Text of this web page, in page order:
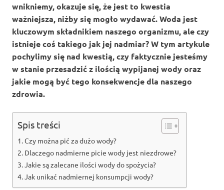
wnikniemy, okazuje się, że jest to kwestia
ważniejsza, niżby się mogło wydawać. Woda jest
kluczowym składnikiem naszego organizmu, ale czy
istnieje coś takiego jak jej nadmiar? W tym artykule
pochylimy się nad kwestią, czy faktycznie jesteśmy
w stanie przesadzić z ilością wypijanej wody oraz
jakie mogą być tego konsekwencje dla naszego
zdrowia.
Spis treści
Czy można pić za dużo wody?
Dlaczego nadmierne picie wody jest niezdrowe?
Jakie są zalecane ilości wody do spożycia?
Jak unikać nadmiernej konsumpcji wody?